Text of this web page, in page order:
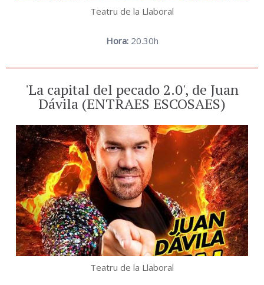
Teatru de la Llaboral
Hora:20.30h
'La capital del pecado 2.0', de Juan
Dávila (ENTRAES ESCOSAES)
Teatru de la Llaboral